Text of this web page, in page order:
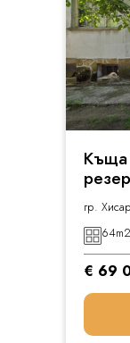
Къща
гр.
64m2
€ 69